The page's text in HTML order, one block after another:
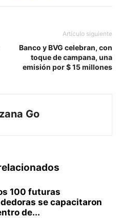
Artículo siguiente
Banco y BVG celebran, con
toque de campana, una
emisión por $ 15 millones
Go
100 futuras
se capacitaron
de...